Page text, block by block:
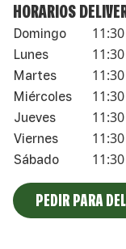
HORARIOS
Domingo 11:30
Lunes 11:30
Martes 11:30
Miércoles 11:30
Jueves 11:30
Viernes 11:30
Sábado 11:30
PEDIR PARA